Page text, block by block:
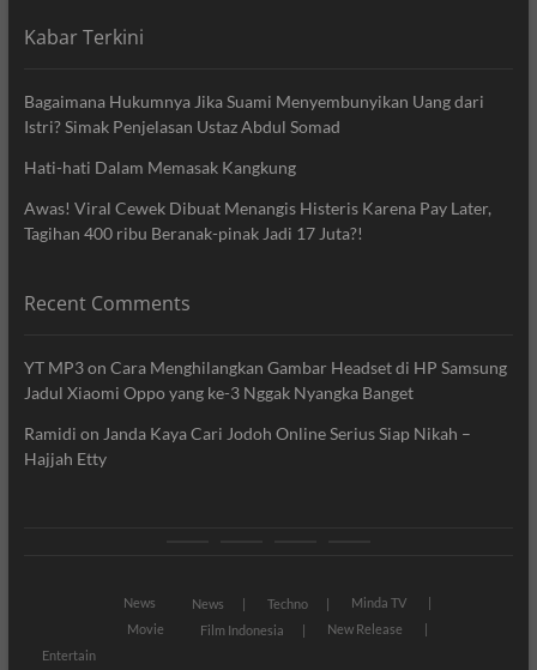
Kabar Terkini
Bagaimana Hukumnya Jika Suami Menyembunyikan Uang dari
Istri? Simak Penjelasan Ustaz Abdul Somad
Hati-hati Dalam Memasak Kangkung
Awas! Viral Cewek Dibuat Menangis Histeris Karena Pay Later,
Tagihan 400 ribu Beranak-pinak Jadi 17 Juta?!
Recent Comments
YT MP3on Cara Menghilangkan Gambar Headset di HP Samsung
Jadul Xiaomi Oppo yang ke-3 Nggak Nyangka Banget
Ramidi on Janda Kaya Cari Jodoh Online Serius Siap Nikah –
Hajjah Etty
News News Techno
Minda TV
Movie
Film Indonesia
New Release
Entertain